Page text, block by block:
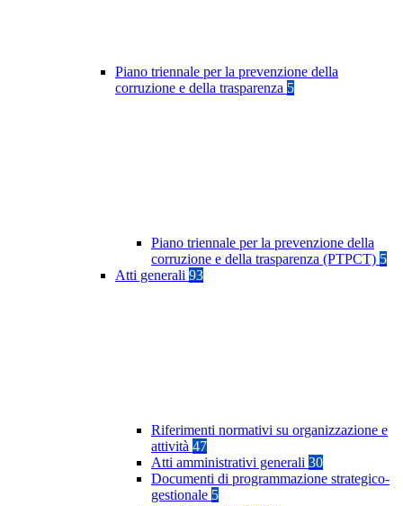
Piano triennale per la prevenzione della
corruzione e della trasparenza 5
Piano triennale per la prevenzione della
corruzione e della trasparenza (PTPCT) 5
Atti generali 93
Riferimenti normativi su organizzazione e
attività 47
Atti amministrativi generali 30
Documenti di programmazione strategico-
gestionale 5